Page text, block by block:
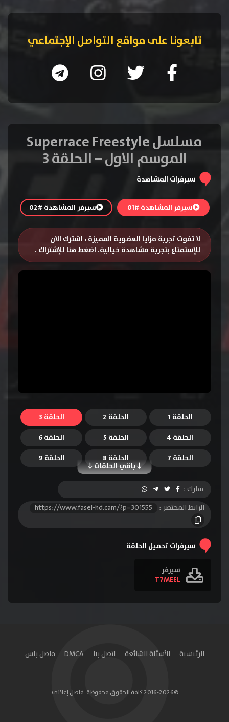
تابعونا على مواقع التواصل الإجتماعي
مسلسل Superrace Freestyle
الموسم الاول – الحلقة 3
سيرفرات المشاهدة
سيرفر المشاهدة #01 سيرفر المشاهدة #02
لا تفوت تجربة مزايا العضوية المميزة ، اشترك الان
للإستمتاع بتجربة مشاهدة خيالية. اضغط هنا للإشتراك .
الحلقة 1 الحلقة 2
الحلقة 3
الحلقة 4
الحلقة 5 الحلقة 6
باقي الحلقات
الحلقة 7 الحلقة 8
الحلقة 9
الحلقة 10
شارك :
الرابط المختصر :
https://www.fasel-hd.cam/?p=301555
سيرفرات تحميل الحلقة
سيرفر
T7MEEL
الرئيسية الأسئلة الشائعة اتصل بنا DMCA فاصل بلس
©2016-2026 كافة الحقوق محفوظة. فاصل إعلاني.